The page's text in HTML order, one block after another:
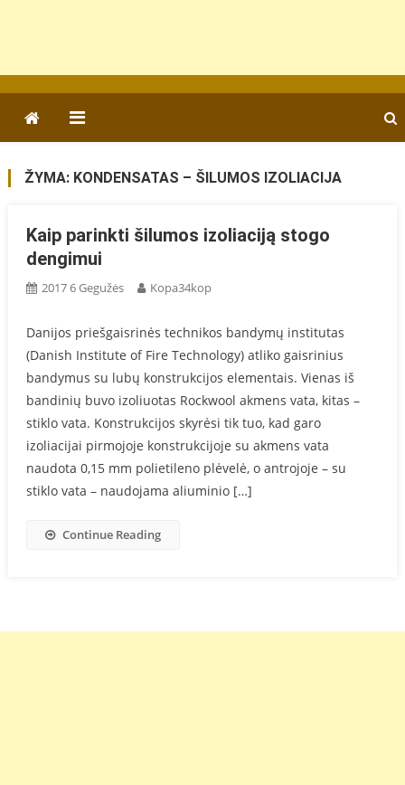
ŽYMA: KONDENSATAS – ŠILUMOS IZOLIACIJA
Kaip parinkti šilumos izoliaciją stogo
dengimui
2017 6 Gegužės Kopa34kop
Danijos priešgaisrinės technikos bandymų institutas
(Danish Institute of Fire Technology) atliko gaisrinius
bandymus su lubų konstrukcijos elementais. Vienas iš
bandinių buvo izoliuotas Rockwool akmens vata, kitas –
stiklo vata. Konstrukcijos skyrėsi tik tuo, kad garo
izoliacijai pirmojoje konstrukcijoje su akmens vata
naudota 0,15 mm polietileno plėvelė, o antrojoje – su
stiklo vata – naudojama aliuminio […]
Continue Reading